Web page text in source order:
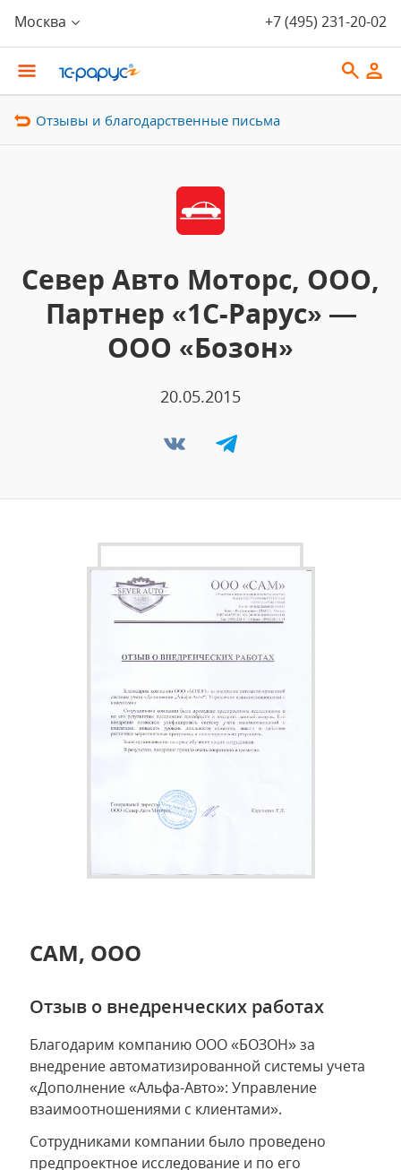
Москва +7 (495) 231-20-02
Отзывы и благодарственные письма
Север Авто Моторс, ООО,
Партнер «1С-Рарус» —
ООО «Бозон»
20.05.2015
САМ, ООО
Отзыв о внедренческих работах
Благодарим компанию ООО «БОЗОН» за
внедрение автоматизированной системы учета
«Дополнение «Альфа-Авто»: Управление
взаимоотношениями с клиентами».
Сотрудниками компании было проведено
предпроектное исследование и по его